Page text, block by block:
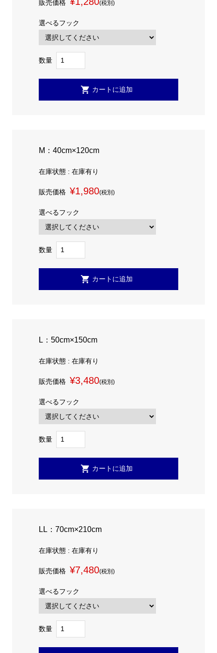
販売価格 (税別)
選べるフック
数量
M：40cm×120cm
在庫状態 : 在庫有り
販売価格 ¥1,980(税別)
選べるフック
数量
L：50cm×150cm
在庫状態 : 在庫有り
販売価格 ¥3,480(税別)
選べるフック
数量
LL：70cm×210cm
在庫状態 : 在庫有り
販売価格 ¥7,480(税別)
選べるフック
数量